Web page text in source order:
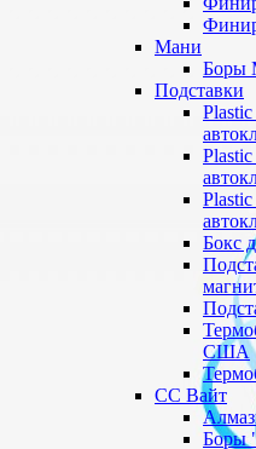
Мани
Боры
Подставки
Бокс
США
СС Вайт
Боры